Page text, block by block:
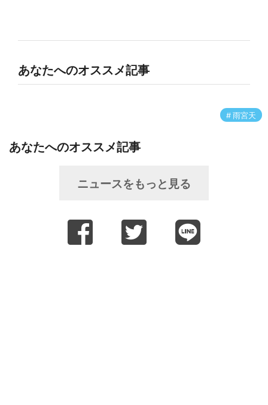
あなたへのオススメ記事
雨宮天
あなたへのオススメ記事
ニュースをもっと見る